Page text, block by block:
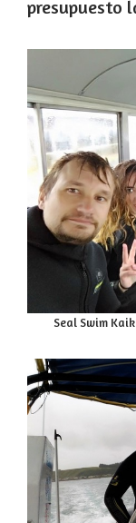
presupuesto
Seal Swim